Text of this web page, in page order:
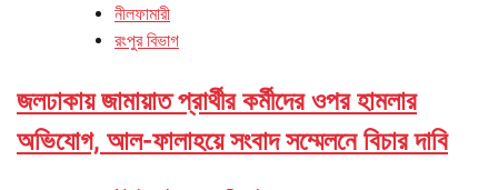
নীলফামারী
রংপুর বিভাগ
জলঢাকায় জামায়াত প্রার্থীর কর্মীদের ওপর হামলার
অভিযোগ, আল-ফালাহয়ে সংবাদ সম্মেলনে বিচার দাবি